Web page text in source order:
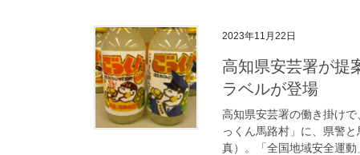
2023年11月22日
高知県安芸署が提案 ゆず飲料「ごっくん馬路村」に県警特別
ラベルが登場
高知県安芸署の働き掛け
っくん馬路村」に、県警
真）。「全国地域安全運